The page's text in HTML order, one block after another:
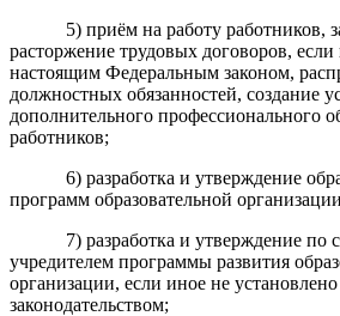
5) приём на работу работников,
расторжение трудовых договоров,
настоящим Федеральным законом,
должностных обязанностей, создание
дополнительного профессионального
работников;
6) разработка и утверждение
программ образовательной
7) разработка и утверждение по
учредителем программы развития
организации, если иное не
законодательством;